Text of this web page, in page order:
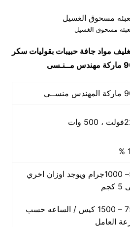
مسحوق الغسيل
مواد جافة حبيبات بقوليات سكر
منســى
وات
50– 1000جرام ويوجد اوزان اخري
750 – 1500 كيس / الساعه حسب
العامل